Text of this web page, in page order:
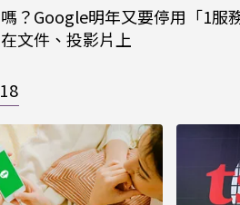
？Google明年又要停用「1服務
文件、投影片上